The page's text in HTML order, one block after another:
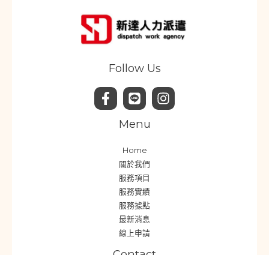
Follow Us
Menu
Home
關於我們
服務項目
服務實績
服務據點
最新消息
線上申請